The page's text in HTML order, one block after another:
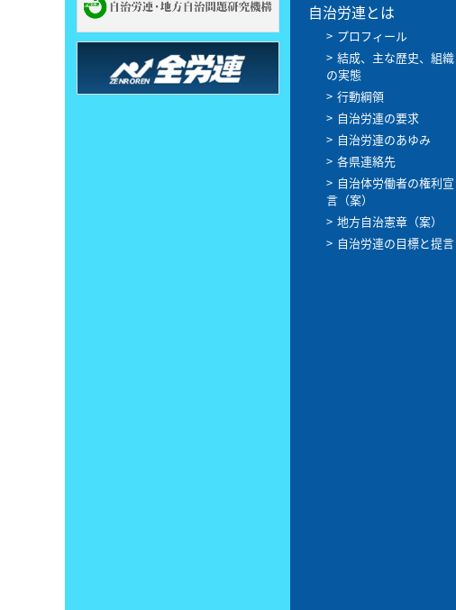
自治労連とは
プロフィール
結成、主な歴史、組織
の実態
行動綱領
自治労連の要求
自治労連のあゆみ
各県連絡先
自治体労働者の権利宣
言（案）
地方自治憲章（案）
自治労連の目標と提言